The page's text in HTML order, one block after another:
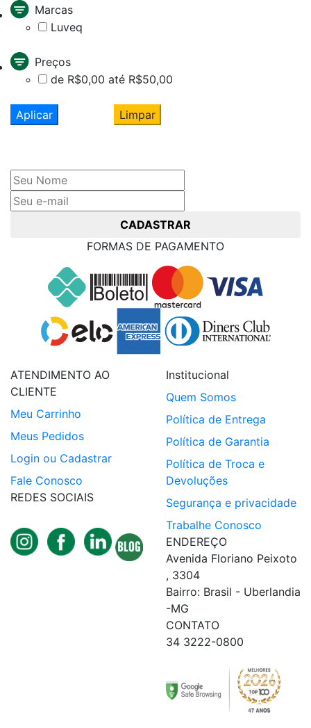
Marcas
Luveq
Preços
de R$0,00 até R$50,00
Aplicar Limpar
CADASTRAR
FORMAS DE PAGAMENTO
ATENDIMENTO AO
CLIENTE
Meu Carrinho
Meus Pedidos
Login ou Cadastrar
Fale Conosco
REDES SOCIAIS
Institucional
Quem Somos
Política de Entrega
Política de Garantia
Política de Troca e
Devoluções
Segurança e privacidade
Trabalhe Conosco
ENDEREÇO
Avenida Floriano Peixoto
, 3304
Bairro: Brasil - Uberlandia
-MG
CONTATO
34 3222-0800